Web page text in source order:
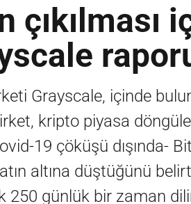
çıkılması
Grayscale, içinde
kripto piyasa
19 çöküşü dışında-
altına düştüğünü
250 günlük bir zaman